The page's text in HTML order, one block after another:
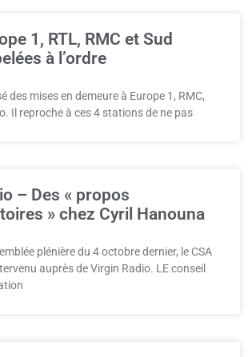
1, RTL, RMC et Sud
à l’ordre
des mises en demeure à Europe 1, RMC,
Il reproche à ces 4 stations de ne pas
– Des « propos
» chez Cyril Hanouna
plénière du 4 octobre dernier, le CSA
auprès de Virgin Radio. LE conseil